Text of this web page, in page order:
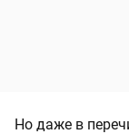
Но даже в